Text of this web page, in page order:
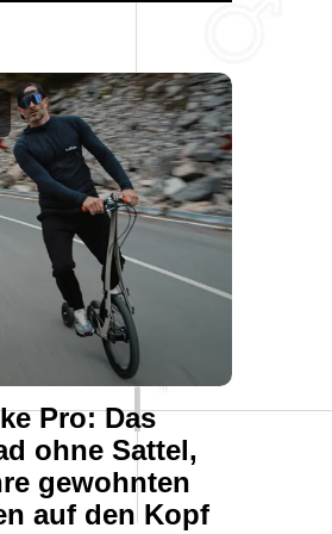
Pro: Das
ohne Sattel,
gewohnten
auf den Kopf